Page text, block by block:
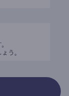
う。